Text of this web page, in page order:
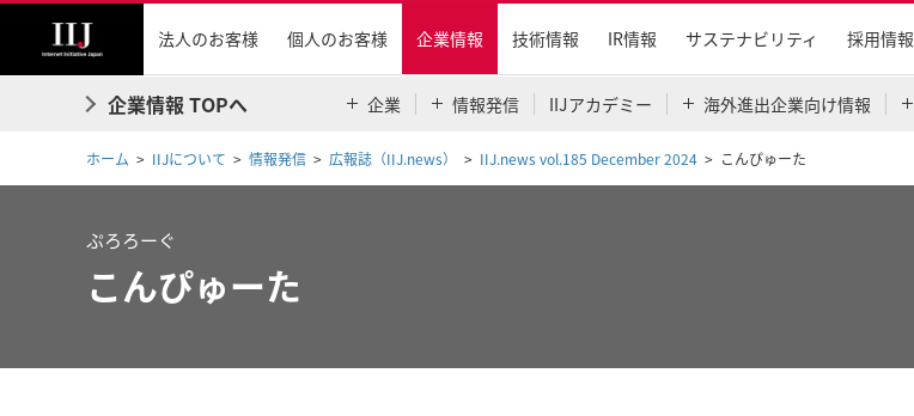
法人のお客様 個人のお客様 企業情報 技術情報 IR情報 サステナビリティ 採用情報
企業情報 TOPへ 企業 情報発信 IIJアカデミー 海外進出企業向け情報
ホーム IIJについて 情報発信 広報誌（IIJ.news） IIJ.news vol.185 December 2024 こんぴゅーた
ぷろろーぐ
こんぴゅーた